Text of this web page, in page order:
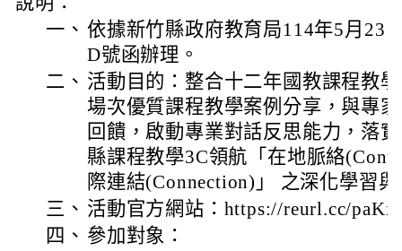
一、 依據新竹縣政府教育局114年5月23
D號函辦理。
二、 活動目的：整合十二年國教課程教
場次優質課程教學案例分享，與專
回饋，啟動專業對話反思能力，落
縣課程教學3C領航「在地脈絡
際連結(Connection)」 之深化學習
三、 活動官方網站：https://reurl.cc/
四、 參加對象：